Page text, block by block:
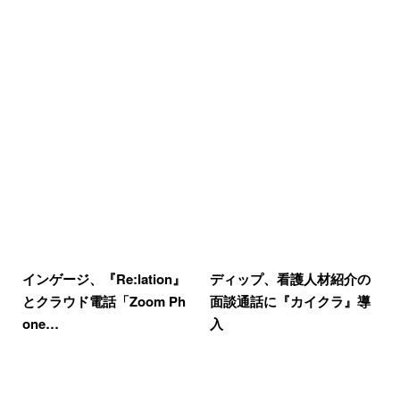
インゲージ、『Re:lation』
とクラウド電話「Zoom Ph
one…
ディップ、看護人材紹介の
面談通話に『カイクラ』導
入